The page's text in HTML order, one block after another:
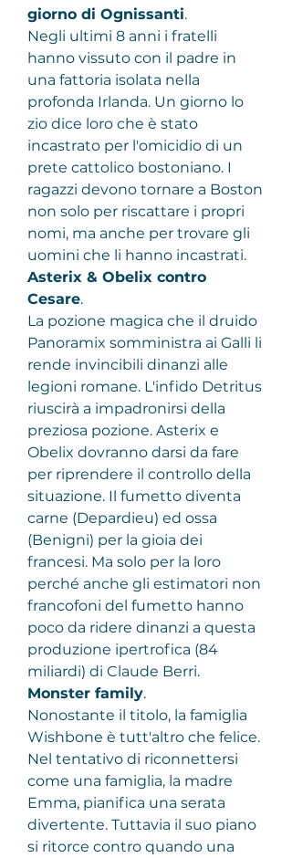
giorno di Ognissanti.
Negli ultimi 8 anni i fratelli
hanno vissuto con il padre in
una fattoria isolata nella
profonda Irlanda. Un giorno lo
zio dice loro che è stato
incastrato per l'omicidio di un
prete cattolico bostoniano. I
ragazzi devono tornare a Boston
non solo per riscattare i propri
nomi, ma anche per trovare gli
uomini che li hanno incastrati.
Asterix & Obelix contro
Cesare.
La pozione magica che il druido
Panoramix somministra ai Galli li
rende invincibili dinanzi alle
legioni romane. L'infido Detritus
riuscirà a impadronirsi della
preziosa pozione. Asterix e
Obelix dovranno darsi da fare
per riprendere il controllo della
situazione. Il fumetto diventa
carne (Depardieu) ed ossa
(Benigni) per la gioia dei
francesi. Ma solo per la loro
perché anche gli estimatori non
francofoni del fumetto hanno
poco da ridere dinanzi a questa
produzione ipertrofica (84
miliardi) di Claude Berri.
Monster family.
Nonostante il titolo, la famiglia
Wishbone è tutt'altro che felice.
Nel tentativo di riconnettersi
come una famiglia, la madre
Emma, pianifica una serata
divertente. Tuttavia il suo piano
si ritorce contro quando una